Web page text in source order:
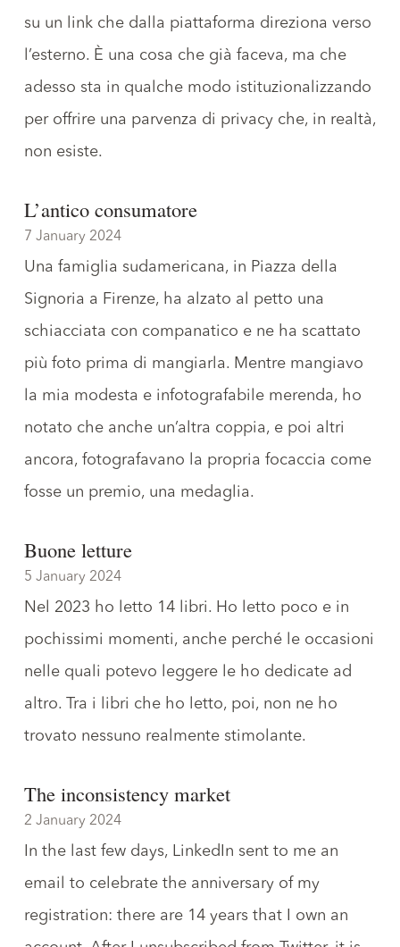
su un link che dalla piattaforma direziona verso
l’esterno. È una cosa che già faceva, ma che
adesso sta in qualche modo istituzionalizzando
per offrire una parvenza di privacy che, in realtà,
non esiste.
L’antico consumatore
7 January 2024
Una famiglia sudamericana, in Piazza della
Signoria a Firenze, ha alzato al petto una
schiacciata con companatico e ne ha scattato
più foto prima di mangiarla. Mentre mangiavo
la mia modesta e infotografabile merenda, ho
notato che anche un’altra coppia, e poi altri
ancora, fotografavano la propria focaccia come
fosse un premio, una medaglia.
Buone letture
5 January 2024
Nel 2023 ho letto 14 libri. Ho letto poco e in
pochissimi momenti, anche perché le occasioni
nelle quali potevo leggere le ho dedicate ad
altro. Tra i libri che ho letto, poi, non ne ho
trovato nessuno realmente stimolante.
The inconsistency market
2 January 2024
In the last few days, LinkedIn sent to me an
email to celebrate the anniversary of my
registration: there are 14 years that I own an